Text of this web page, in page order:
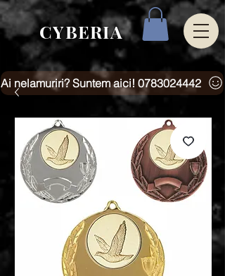
CYBERIA
Ai nelamuriri? Suntem aici! 0783024442